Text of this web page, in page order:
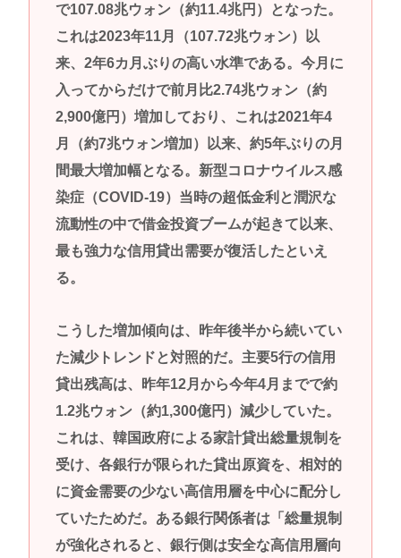
で107.08兆ウォン（約11.4兆円）となった。
これは2023年11月（107.72兆ウォン）以
来、2年6カ月ぶりの高い水準である。今月に
入ってからだけで前月比2.74兆ウォン（約
2,900億円）増加しており、これは2021年4
月（約7兆ウォン増加）以来、約5年ぶりの月
間最大増加幅となる。新型コロナウイルス感
染症（COVID-19）当時の超低金利と潤沢な
流動性の中で借金投資ブームが起きて以来、
最も強力な信用貸出需要が復活したといえ
る。
こうした増加傾向は、昨年後半から続いてい
た減少トレンドと対照的だ。主要5行の信用
貸出残高は、昨年12月から今年4月までで約
1.2兆ウォン（約1,300億円）減少していた。
これは、韓国政府による家計貸出総量規制を
受け、各銀行が限られた貸出原資を、相対的
に資金需要の少ない高信用層を中心に配分し
ていたためだ。ある銀行関係者は「総量規制
が強化されると、銀行側は安全な高信用層向